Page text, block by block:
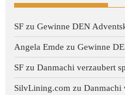
SF zuGewinne DEN
Angela Emde zuGewinne
SF zuDanmachi verzaubert
SilvLining.com zuDanmachi